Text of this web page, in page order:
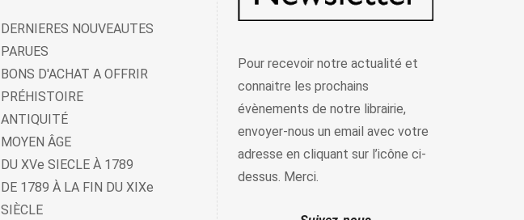
DERNIERES NOUVEAUTES
PARUES
BONS D'ACHAT A OFFRIR
PRÉHISTOIRE
ANTIQUITÉ
MOYEN ÂGE
DU XVe SIECLE À 1789
DE 1789 À LA FIN DU XIXe
SIÈCLE
Pour recevoir notre actualité et
connaitre les prochains
évènements de notre librairie,
envoyer-nous un email avec votre
adresse en cliquant sur l’icône ci-
dessus. Merci.